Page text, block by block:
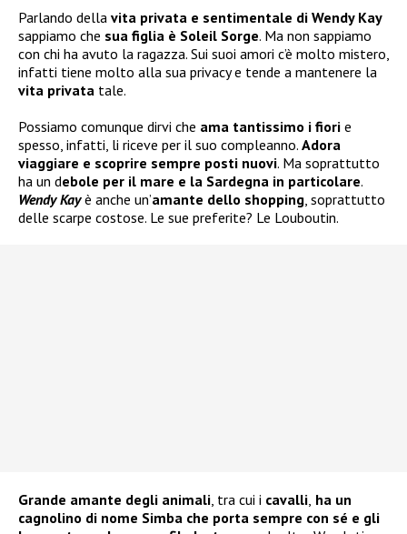
Parlando della vita privata e sentimentale di Wendy Kay
sappiamo che sua figlia è Soleil Sorge. Ma non sappiamo
con chi ha avuto la ragazza. Sui suoi amori c’è molto mistero,
infatti tiene molto alla sua privacy e tende a mantenere la
vita privata tale.
Possiamo comunque dirvi che ama tantissimo i fiori e
spesso, infatti, li riceve per il suo compleanno. Adora
viaggiare e scoprire sempre posti nuovi. Ma soprattutto
ha un debole per il mare e la Sardegna in particolare.
Wendy Kayè anche un’amante dello shopping , soprattutto
delle scarpe costose. Le sue preferite? Le Louboutin.
Grande amante degli animali , tra cui i cavalli ha un
cagnolino di nome Simba che porta sempre con sé e gli